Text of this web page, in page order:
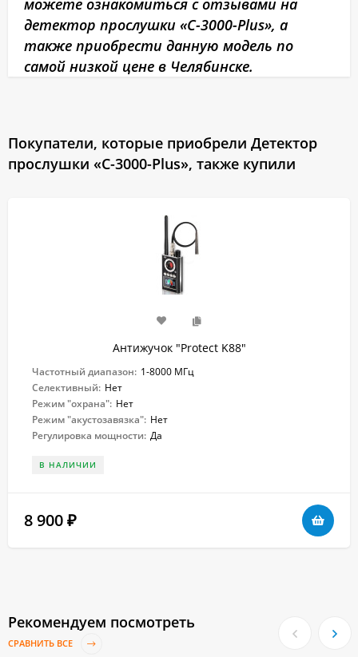
можете ознакомиться с отзывами на
детектор прослушки «C-3000-Plus», а
также приобрести данную модель по
самой низкой цене в Челябинске.
Покупатели, которые приобрели Детектор
прослушки «C-3000-Plus», также купили
Антижучок "Protect K88"
Частотный диапазон: 1-8000 МГц
Селективный: Нет
Режим "охрана": Нет
Режим "акустозавязка": Нет
Регулировка мощности: Да
В НАЛИЧИИ
8 900 ₽
Рекомендуем посмотреть
СРАВНИТЬ ВСЕ